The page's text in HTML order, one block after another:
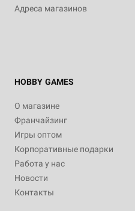
Адреса магазинов
HOBBY GAMES
О магазине
Франчайзинг
Игры оптом
Корпоративные подарки
Работа у нас
Новости
Контакты